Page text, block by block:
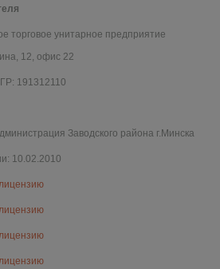
торговое унитарное предприятие
12, офис 22
191312110
Заводского района г.Минска
10.02.2010